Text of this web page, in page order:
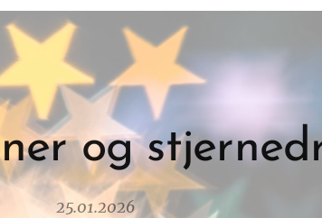
og
25.01.2026